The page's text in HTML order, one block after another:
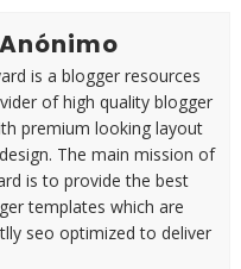
is a blogger resources
of high quality blogger
premium looking layout
The main mission of
is to provide the best
templates which are
seo optimized to deliver